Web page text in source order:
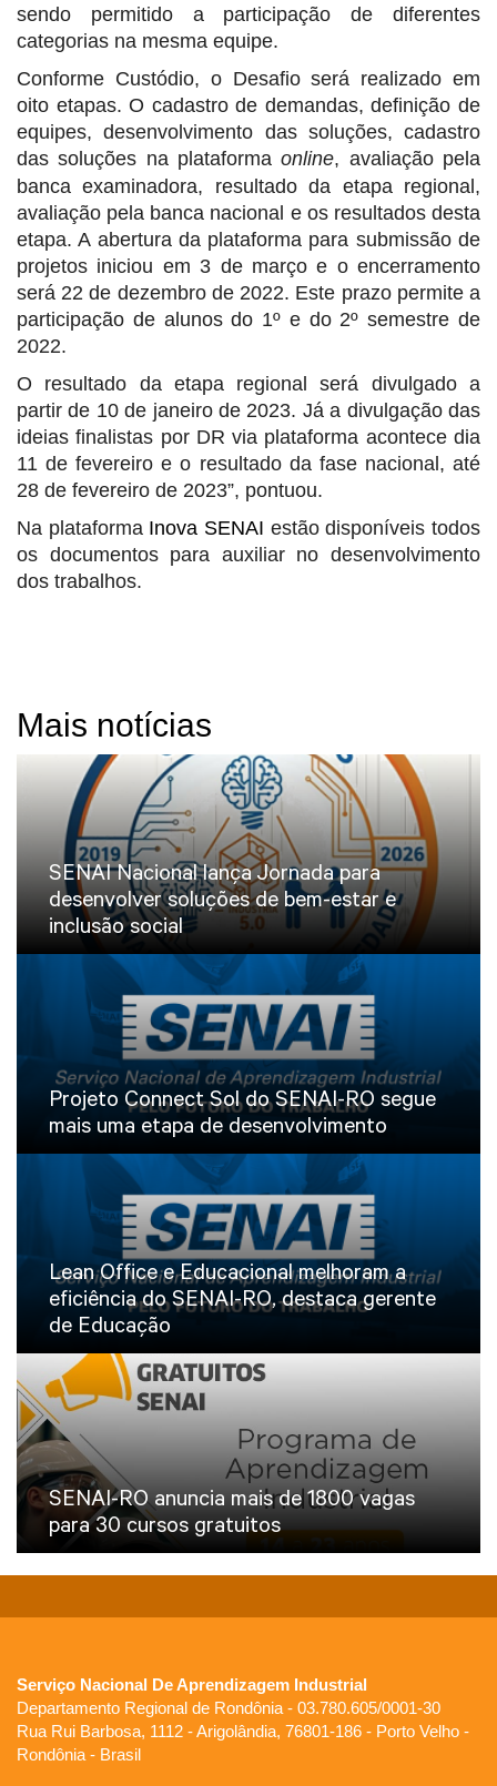
sendo permitido a participação de diferentes
categorias na mesma equipe.
Conforme Custódio, o Desafio será realizado em
oito etapas. O cadastro de demandas, definição de
equipes, desenvolvimento das soluções, cadastro
das soluções na plataformaonline, avaliação pela
banca examinadora, resultado da etapa regional,
avaliação pela banca nacional e os resultados desta
etapa. A abertura da plataforma para submissão de
projetos iniciou em 3 de março e o encerramento
será 22 de dezembro de 2022. Este prazo permite a
participação de alunos do 1º e do 2º semestre de
2022.
O resultado da etapa regional será divulgado a
partir de 10 de janeiro de 2023. Já a divulgação das
ideias finalistas por DR via plataforma acontece dia
11 de fevereiro e o resultado da fase nacional, até
28 de fevereiro de 2023”, pontuou.
Na plataforma Inova SENAI estão disponíveis todos
os documentos para auxiliar no desenvolvimento
dos trabalhos.
Mais notícias
SENAI Nacional lança Jornada para
desenvolver soluções de bem-estar e
inclusão social
Projeto Connect Sol do SENAI-RO segue
mais uma etapa de desenvolvimento
Lean Office e Educacional melhoram a
eficiência do SENAI-RO, destaca gerente
de Educação
SENAI-RO anuncia mais de 1800 vagas
para 30 cursos gratuitos
Serviço Nacional De Aprendizagem Industrial
Departamento Regional de Rondônia - 03.780.605/0001-30
Rua Rui Barbosa, 1112 - Arigolândia, 76801-186 - Porto Velho -
Rondônia - Brasil